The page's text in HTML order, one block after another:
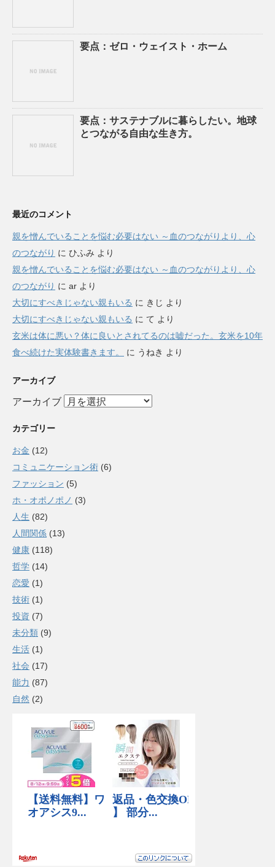
要点：ゼロ・ウェイスト・ホーム
要点：サステナブルに暮らしたい。地球
とつながる自由な生き方。
最近のコメント
親を憎んでいることを悩む必要はない ～血のつながりより、心
のつながり に ひふみ より
親を憎んでいることを悩む必要はない ～血のつながりより、心
のつながり に ar より
大切にすべきじゃない親もいる に きじ より
大切にすべきじゃない親もいる に て より
玄米は体に悪い？体に良いとされてるのは嘘だった。玄米を10年
食べ続けた実体験書きます。
に うねき より
アーカイブ
アーカイブ
カテゴリー
お金 (12)
コミュニケーション術 (6)
ファッション (5)
ホ・オポノポノ (3)
人生 (82)
人間関係 (13)
健康 (118)
哲学 (14)
恋愛 (1)
技術 (1)
投資 (7)
未分類 (9)
生活 (1)
社会 (17)
能力 (87)
自然 (2)